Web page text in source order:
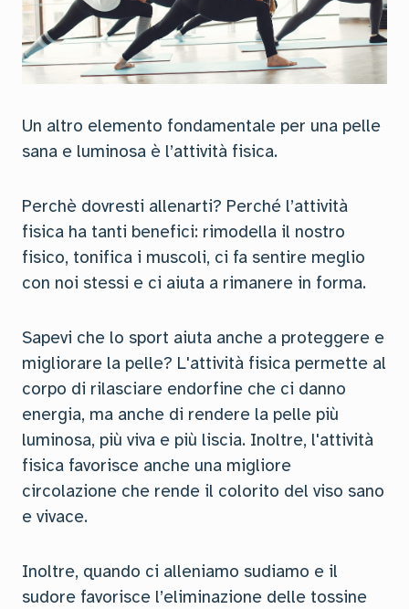
Un altro elemento fondamentale per una pelle
sana e luminosa è l’attività fisica.
Perchè dovresti allenarti? Perché l’attività
fisica ha tanti benefici: rimodella il nostro
fisico, tonifica i muscoli, ci fa sentire meglio
con noi stessi e ci aiuta a rimanere in forma.
Sapevi che lo sport aiuta anche a proteggere e
migliorare la pelle? L'attività fisica permette al
corpo di rilasciare endorfine che ci danno
energia, ma anche di rendere la pelle più
luminosa, più viva e più liscia. Inoltre, l'attività
fisica favorisce anche una migliore
circolazione che rende il colorito del viso sano
e vivace.
Inoltre, quando ci alleniamo sudiamo e il
sudore favorisce l’eliminazione delle tossine